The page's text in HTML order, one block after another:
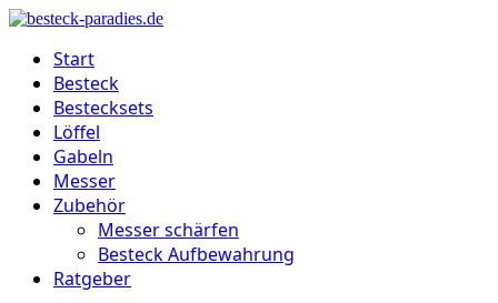
Start
Besteck
Bestecksets
Löffel
Gabeln
Messer
Zubehör
Messer schärfen
Besteck Aufbewahrung
Ratgeber